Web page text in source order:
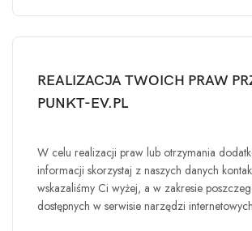
REALIZACJA TWOICH PRAW
PUNKT-EV.PL
W celu realizacji praw lub otrzymania
informacji skorzystaj z naszych danych
wskazaliśmy Ci wyżej, a w zakresie
dostępnych w serwisie narzędzi